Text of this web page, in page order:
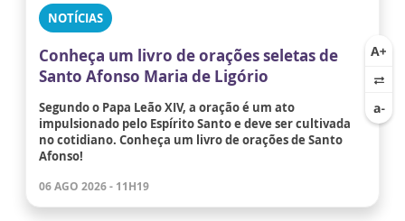
NOTÍCIAS
Conheça um livro de orações seletas de
Santo Afonso Maria de Ligório
Segundo o Papa Leão XIV, a oração é um ato
impulsionado pelo Espírito Santo e deve ser cultivada
no cotidiano. Conheça um livro de orações de Santo
Afonso!
06 AGO 2026 - 11H19